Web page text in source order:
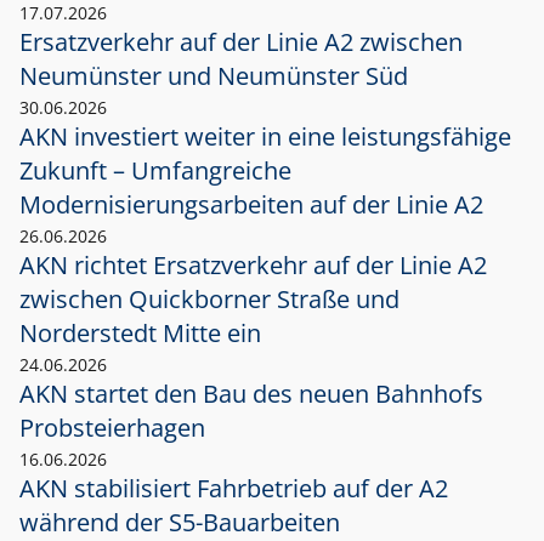
17.07.2026
Ersatzverkehr auf der Linie A2 zwischen
Neumünster und Neumünster Süd
30.06.2026
AKN investiert weiter in eine leistungsfähige
Zukunft – Umfangreiche
Modernisierungsarbeiten auf der Linie A2
26.06.2026
AKN richtet Ersatzverkehr auf der Linie A2
zwischen Quickborner Straße und
Norderstedt Mitte ein
24.06.2026
AKN startet den Bau des neuen Bahnhofs
Probsteierhagen
16.06.2026
AKN stabilisiert Fahrbetrieb auf der A2
während der S5-Bauarbeiten